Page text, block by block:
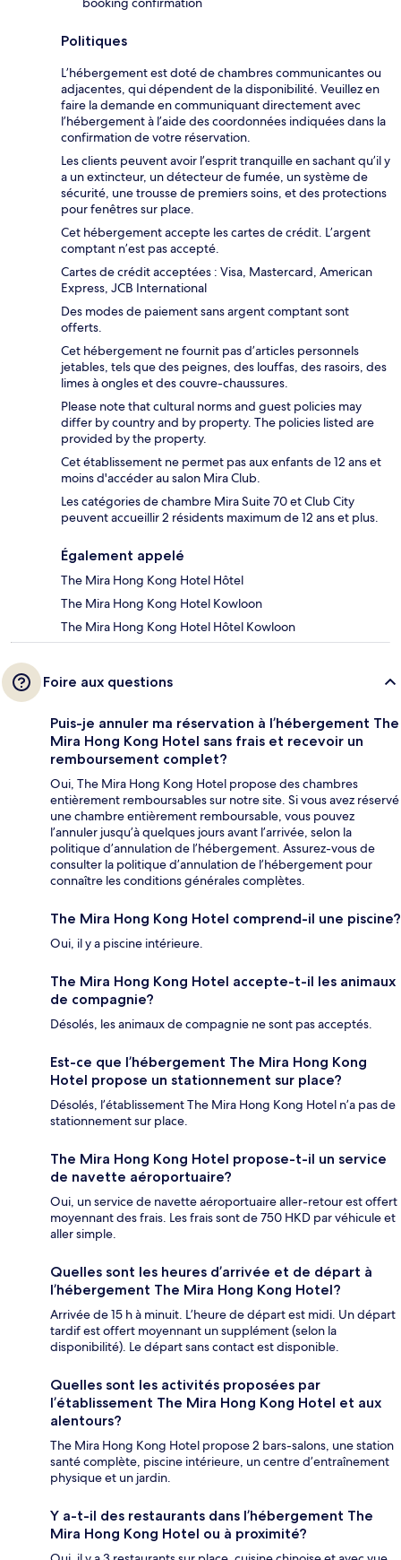
Politiques
L’hébergement est doté de chambres communicantes ou
adjacentes, qui dépendent de la disponibilité. Veuillez en
faire la demande en communiquant directement avec
l’hébergement à l’aide des coordonnées indiquées dans la
confirmation de votre réservation.
Les clients peuvent avoir l’esprit tranquille en sachant qu’il y
a un extincteur, un détecteur de fumée, un système de
sécurité, une trousse de premiers soins, et des protections
pour fenêtres sur place.
Cet hébergement accepte les cartes de crédit. L’argent
comptant n’est pas accepté.
Cartes de crédit acceptées : Visa, Mastercard, American
Express, JCB International
Des modes de paiement sans argent comptant sont
offerts.
Cet hébergement ne fournit pas d’articles personnels
jetables, tels que des peignes, des louffas, des rasoirs, des
limes à ongles et des couvre-chaussures.
Please note that cultural norms and guest policies may
differ by country and by property. The policies listed are
provided by the property.
Cet établissement ne permet pas aux enfants de 12 ans et
moins d'accéder au salon Mira Club.
Les catégories de chambre Mira Suite 70 et Club City
peuvent accueillir 2 résidents maximum de 12 ans et plus.
Également appelé
The Mira Hong Kong Hotel Hôtel
The Mira Hong Kong Hotel Kowloon
The Mira Hong Kong Hotel Hôtel Kowloon
Foire aux questions
Puis-je annuler ma réservation à l’hébergement The
Mira Hong Kong Hotel sans frais et recevoir un
remboursement complet?
Oui, The Mira Hong Kong Hotel propose des chambres
entièrement remboursables sur notre site. Si vous avez réservé
une chambre entièrement remboursable, vous pouvez
l’annuler jusqu’à quelques jours avant l’arrivée, selon la
politique d’annulation de l’hébergement. Assurez-vous de
consulter la politique d’annulation de l’hébergement pour
connaître les conditions générales complètes.
The Mira Hong Kong Hotel comprend-il une piscine?
Oui, il y a piscine intérieure.
The Mira Hong Kong Hotel accepte-t-il les animaux
de compagnie?
Désolés, les animaux de compagnie ne sont pas acceptés.
Est-ce que l’hébergement The Mira Hong Kong
Hotel propose un stationnement sur place?
Désolés, l’établissement The Mira Hong Kong Hotel n’a pas de
stationnement sur place.
The Mira Hong Kong Hotel propose-t-il un service
de navette aéroportuaire?
Oui, un service de navette aéroportuaire aller-retour est offert
moyennant des frais. Les frais sont de 750 HKD par véhicule et
aller simple.
Quelles sont les heures d’arrivée et de départ à
l’hébergement The Mira Hong Kong Hotel?
Arrivée de 15 h à minuit. L’heure de départ est midi. Un départ
tardif est offert moyennant un supplément (selon la
disponibilité). Le départ sans contact est disponible.
Quelles sont les activités proposées par
l’établissement The Mira Hong Kong Hotel et aux
alentours?
The Mira Hong Kong Hotel propose 2 bars-salons, une station
santé complète, piscine intérieure, un centre d’entraînement
physique et un jardin.
Y a-t-il des restaurants dans l’hébergement The
Mira Hong Kong Hotel ou à proximité?